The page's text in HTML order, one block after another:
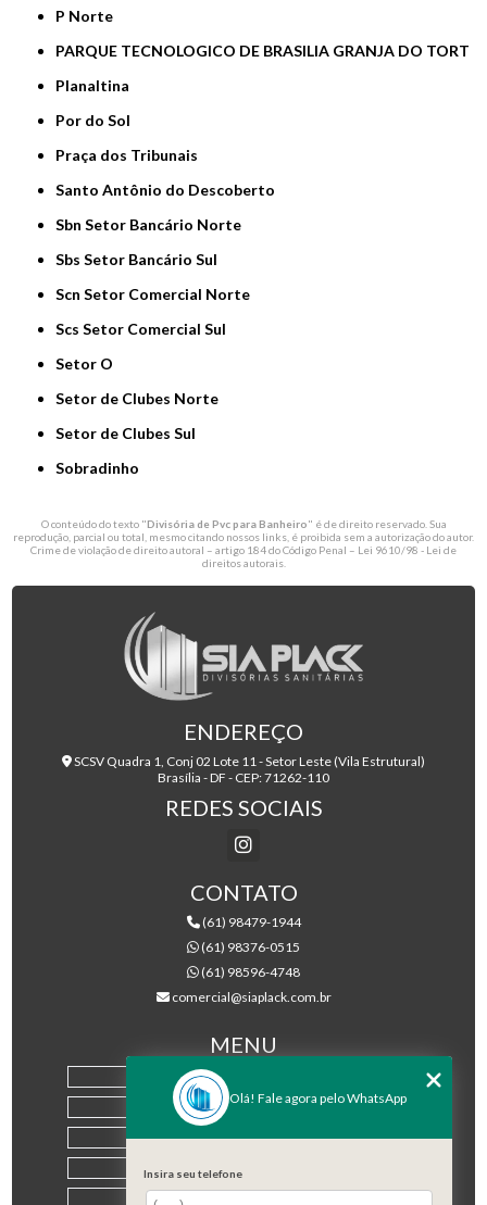
P Norte
PARQUE TECNOLOGICO DE BRASILIA GRANJA DO TORT
Planaltina
Por do Sol
Praça dos Tribunais
Santo Antônio do Descoberto
Sbn Setor Bancário Norte
Sbs Setor Bancário Sul
Scn Setor Comercial Norte
Scs Setor Comercial Sul
Setor O
Setor de Clubes Norte
Setor de Clubes Sul
Sobradinho
O conteúdo do texto "Divisória de Pvc para Banheiro" é de direito reservado. Sua
reprodução, parcial ou total, mesmo citando nossos links, é proibida sem a autorização do autor.
Crime de violação de direito autoral – artigo 184 do Código Penal – Lei 9610/98 - Lei de
direitos autorais.
ENDEREÇO
SCSV Quadra 1, Conj 02 Lote 11 - Setor Leste (Vila Estrutural)
Brasília - DF - CEP: 71262-110
REDES SOCIAIS
CONTATO
(61) 98479-1944
(61) 98376-0515
(61) 98596-4748
comercial@siaplack.com.br
MENU
EMPRESA
PRODUTOS
Olá! Fale agora pelo WhatsApp
Insira seu telefone